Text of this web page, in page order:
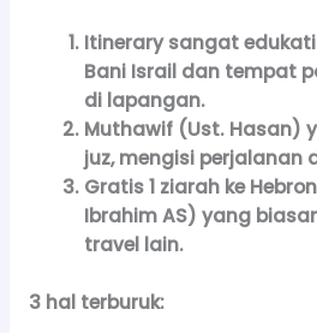
Itinerary sangat
Bani Israil dan tempat
di lapangan.
Muthawif (Ust. Hasan)
juz, mengisi perjalanan
Gratis 1 ziarah ke
Ibrahim AS) yang
travel lain.
3 hal terburuk: